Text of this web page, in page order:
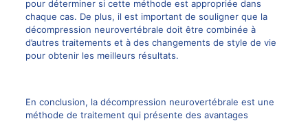
pour déterminer si cette méthode est appropriée dans
chaque cas. De plus, il est important de souligner que la
décompression neurovertébrale doit être combinée à
d’autres traitements et à des changements de style de vie
pour obtenir les meilleurs résultats.
En conclusion, la décompression neurovertébrale est une
méthode de traitement qui présente des avantages